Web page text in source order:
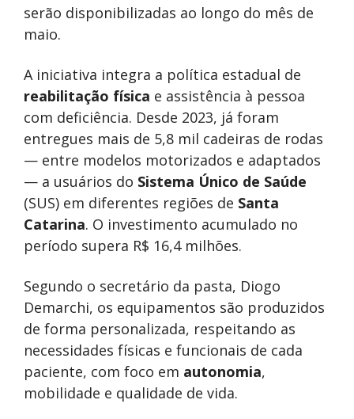
serão disponibilizadas ao longo do mês de
maio.
A iniciativa integra a política estadual de
reabilitação física e assistência à pessoa
com deficiência. Desde 2023, já foram
entregues mais de 5,8 mil cadeiras de rodas
— entre modelos motorizados e adaptados
— a usuários do Sistema Único de Saúde
(SUS) em diferentes regiões de Santa
Catarina. O investimento acumulado no
período supera R$ 16,4 milhões.
Segundo o secretário da pasta, Diogo
Demarchi, os equipamentos são produzidos
de forma personalizada, respeitando as
necessidades físicas e funcionais de cada
paciente, com foco em autonomia,
mobilidade e qualidade de vida.